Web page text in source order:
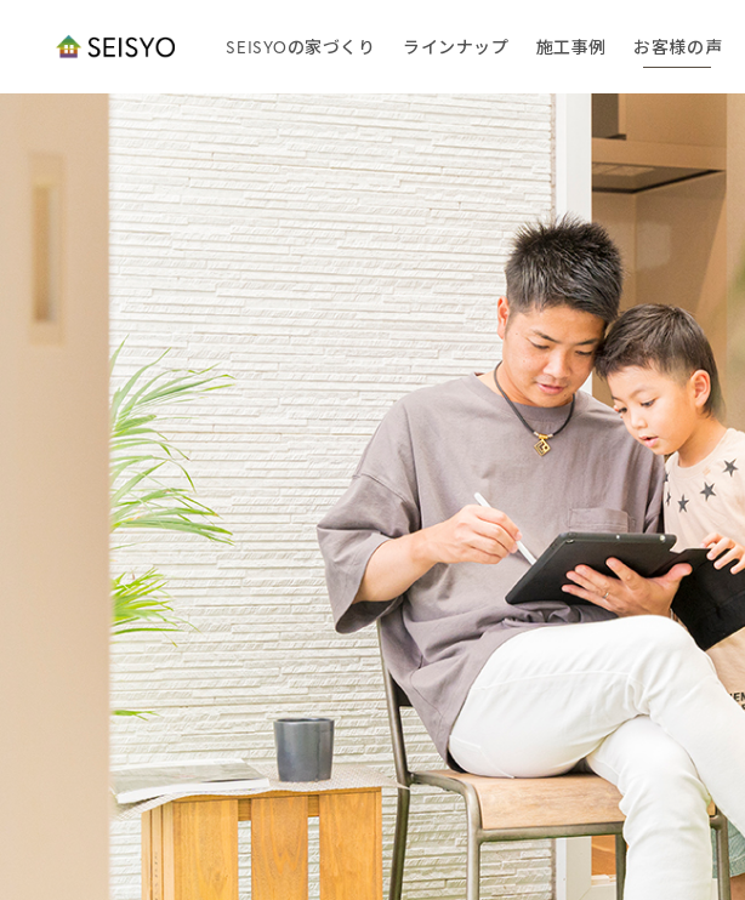
SEISYOの家づくり ラインナップ 施工事例 お客様の声